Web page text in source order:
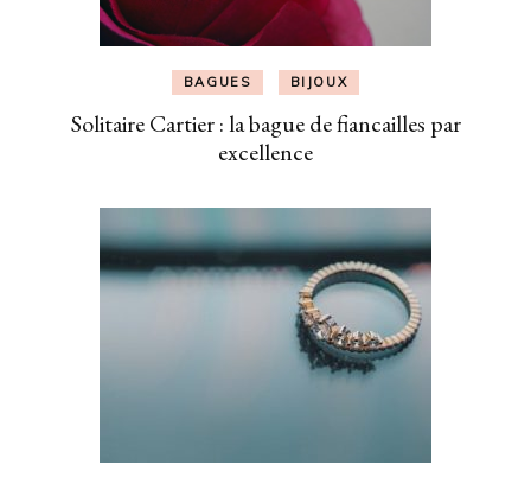
BAGUES BIJOUX
Solitaire Cartier : la bague de fiancailles par
excellence